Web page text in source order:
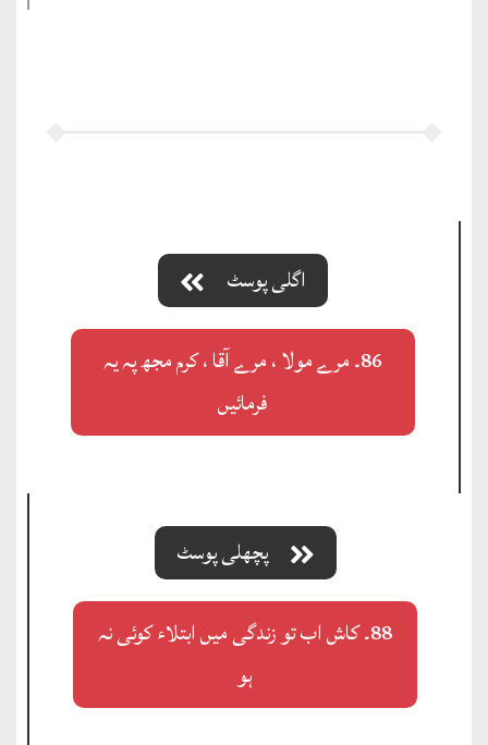
اگلی پوسٹ
86۔ مرے مولا ، مرے آقا ، کرم مجھ پہ یہ
فرمائیں
پچھلی پوسٹ
88۔ کاش اب تو زندگی میں ابتلاء کوئی نہ
ہو